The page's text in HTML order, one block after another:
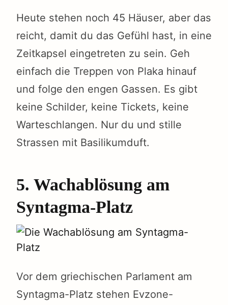
Heute stehen noch 45 Häuser, aber das
reicht, damit du das Gefühl hast, in eine
Zeitkapsel eingetreten zu sein. Geh
einfach die Treppen von Plaka hinauf
und folge den engen Gassen. Es gibt
keine Schilder, keine Tickets, keine
Warteschlangen. Nur du und stille
Strassen mit Basilikumduft.
5. Wachablösung am
Syntagma-Platz
Vor dem griechischen Parlament am
Syntagma-Platz stehen Evzone-